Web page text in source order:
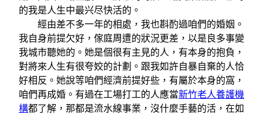
的我是人生中最兴尽快活的。
經由差不多一年的相處，我也斟酌過咱們的婚姻。
我自身前提欠好，傢庭周遭的狀況更差，以是良多事變
我城市聽她的。她是個很有主見的人，有本身的抱負，
對將來人生有很夸姣的計劃。跟我如許自暴自棄的人恰
好相反。她說等咱們經濟前提好些，有屬於本身的窩，
咱們再成婚。有過在工場打工的人應當新竹老人養護機
構都了解，那都是流水線事業，沒什麼手藝的活，在如